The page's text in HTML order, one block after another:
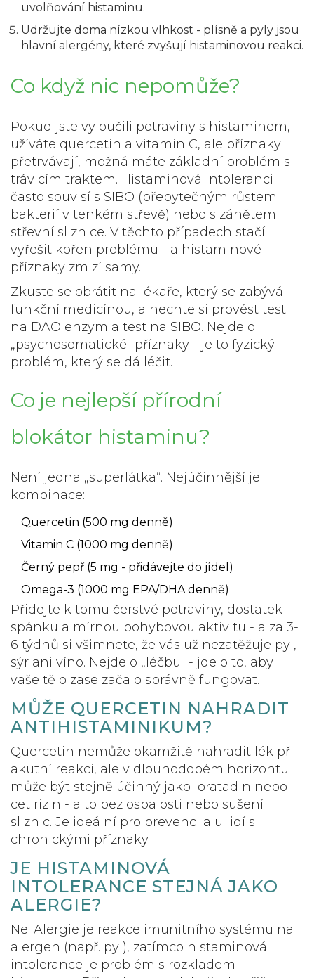
uvolňování histaminu.
Udržujte doma nízkou vlhkost - plísně a pyly jsou
hlavní alergény, které zvyšují histaminovou reakci.
Co když nic nepomůže?
Pokud jste vyloučili potraviny s histaminem,
užíváte quercetin a vitamin C, ale příznaky
přetrvávají, možná máte základní problém s
trávicím traktem. Histaminová intoleranci
často souvisí s SIBO (přebytečným růstem
bakterií v tenkém střevě) nebo s zánětem
střevní sliznice. V těchto případech stačí
vyřešit kořen problému - a histaminové
příznaky zmizí samy.
Zkuste se obrátit na lékaře, který se zabývá
funkční medicínou, a nechte si provést test
na DAO enzym a test na SIBO. Nejde o
„psychosomatické“ příznaky - je to fyzický
problém, který se dá léčit.
Co je nejlepší přírodní
blokátor histaminu?
Není jedna „superlátka“. Nejúčinnější je
kombinace:
Quercetin (500 mg denně)
Vitamin C (1000 mg denně)
Černý pepř (5 mg - přidávejte do jídel)
Omega-3 (1000 mg EPA/DHA denně)
Přidejte k tomu čerstvé potraviny, dostatek
spánku a mírnou pohybovou aktivitu - a za 3-
6 týdnů si všimnete, že vás už nezatěžuje pyl,
sýr ani víno. Nejde o „léčbu“ - jde o to, aby
vaše tělo zase začalo správně fungovat.
MŮŽE QUERCETIN NAHRADIT
ANTIHISTAMINIKUM?
Quercetin nemůže okamžitě nahradit lék při
akutní reakci, ale v dlouhodobém horizontu
může být stejně účinný jako loratadin nebo
cetirizin - a to bez ospalosti nebo sušení
sliznic. Je ideální pro prevenci a u lidí s
chronickými příznaky.
JE HISTAMINOVÁ
INTOLERANCE STEJNÁ JAKO
ALERGIE?
Ne. Alergie je reakce imunitního systému na
alergen (např. pyl), zatímco histaminová
intolerance je problém s rozkladem